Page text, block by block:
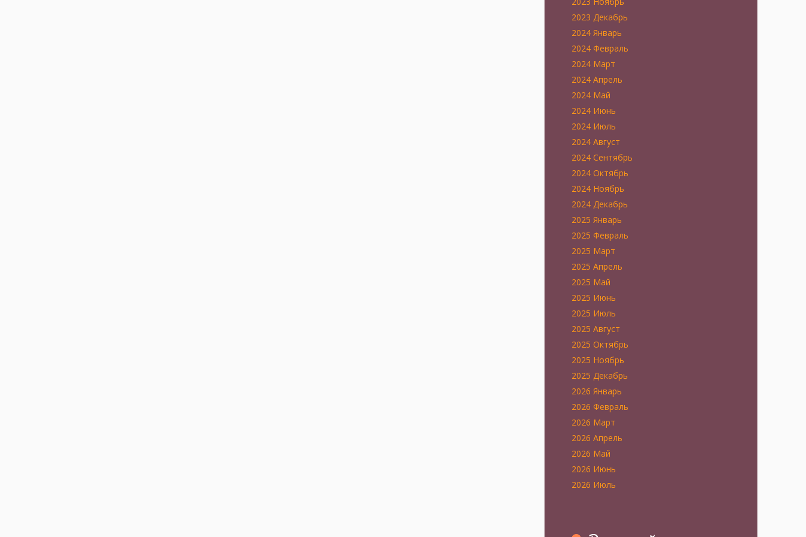
2023 Декабрь
2024 Январь
2024 Февраль
2024 Март
2024 Апрель
2024 Май
2024 Июнь
2024 Июль
2024 Август
2024 Сентябрь
2024 Октябрь
2024 Ноябрь
2024 Декабрь
2025 Январь
2025 Февраль
2025 Март
2025 Апрель
2025 Май
2025 Июнь
2025 Июль
2025 Август
2025 Октябрь
2025 Ноябрь
2025 Декабрь
2026 Январь
2026 Февраль
2026 Март
2026 Апрель
2026 Май
2026 Июнь
2026 Июль